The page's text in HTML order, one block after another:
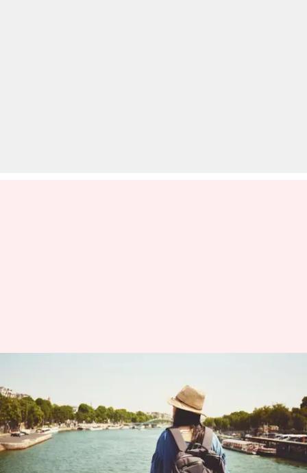
करना होगा आसान
लेखन अंजली Dec 19, 2020 06:45 am
क्या है खबर?